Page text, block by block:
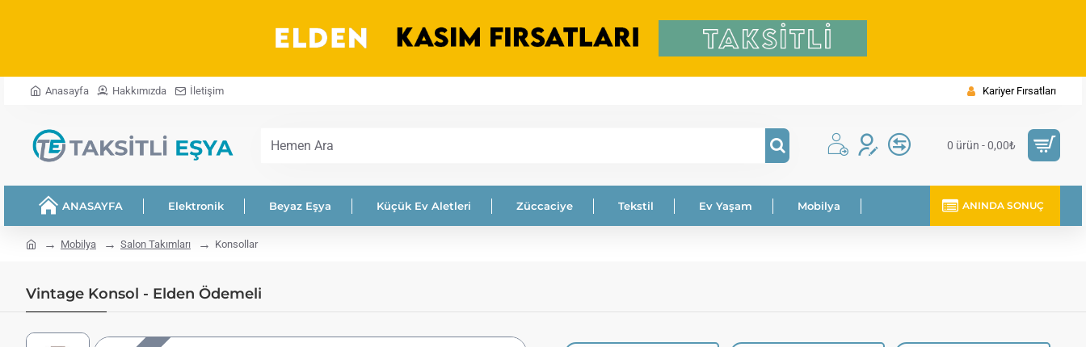
Anasayfa Hakkımızda İletişim Kariyer Fırsatları
Hemen
0 ürün - 0,00₺
ANASAYFA Elektronik Beyaz Eşya Küçük Ev Aletleri Züccaciye Tekstil Ev Yaşam Mobilya ANINDA SONUÇ
home Mobilya Salon Takımları Konsollar
Vintage Konsol - Elden Ödemeli